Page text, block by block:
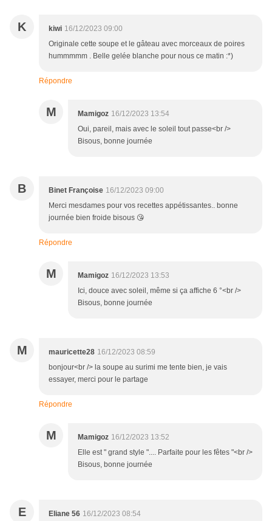
K kiwi 16/12/2023 09:00
Originale cette soupe et le gâteau avec morceaux de poires
hummmmm . Belle gelée blanche pour nous ce matin :*)
Répondre
M Mamigoz 16/12/2023 13:54
Oui, pareil, mais avec le soleil tout passe<br />
Bisous, bonne journée
B Binet Françoise 16/12/2023 09:00
Merci mesdames pour vos recettes appétissantes.. bonne
journée bien froide bisous 😘
Répondre
M Mamigoz 16/12/2023 13:53
Ici, douce avec soleil, même si ça affiche 6 °<br />
Bisous, bonne journée
M mauricette28 16/12/2023 08:59
bonjour<br /> la soupe au surimi me tente bien, je vais
essayer, merci pour le partage
Répondre
M Mamigoz 16/12/2023 13:52
Elle est " grand style ".... Parfaite pour les fêtes "<br />
Bisous, bonne journée
E Eliane 56 16/12/2023 08:54